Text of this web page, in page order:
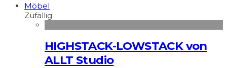
Möbel
Zufällig
HIGHSTACK-LOWSTACK von
ALLT Studio